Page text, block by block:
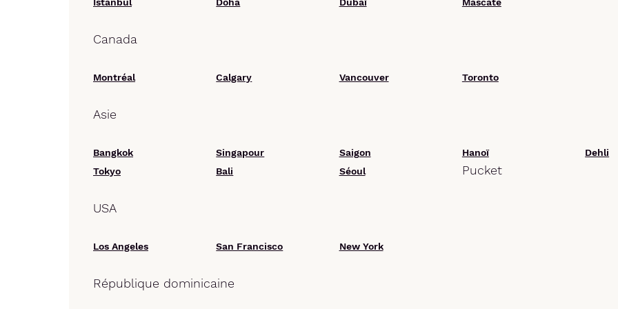
Canada
Montréal Calgary Vancouver Toronto
Asie
Bangkok Singapour Saigon Hanoï
Dehli
Tokyo
Bali Séoul Pucket
USA
Los Angeles San Francisco New York
République dominicaine